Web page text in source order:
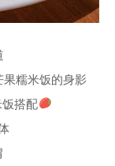
糯米饭的身影
搭配